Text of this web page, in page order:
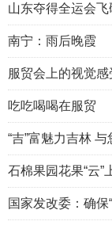
山东夺得全运会
南宁：雨后晚霞
服贸会上的视觉感
吃吃喝喝在服贸
“吉”富魅力吉林
石棉果园花果“云”
国家发改委：确保